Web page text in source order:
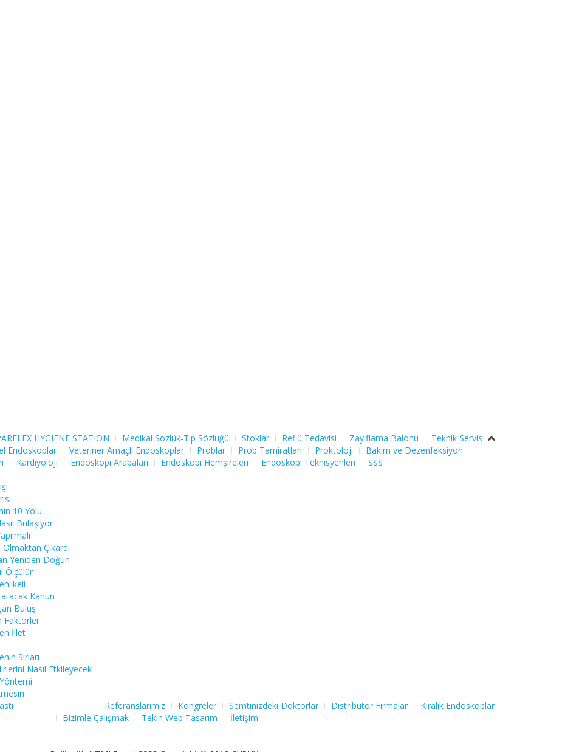
HYGIENE STATION Medikal Sözlük-Tıp Sözlüğü Stoklar Reflü Tedavisi Zayıflama Balonu
Teknik Servis
Endoskoplar Veteriner Amaçlı Endoskoplar Problar Prob Tamiratları Proktoloji
Bakım ve Dezenfeksiyon
Kardiyoloji Endoskopi Arabaları Endoskopi Hemşireleri Endoskopi Teknisyenleri
SSS
10 Yolu
Bulaşıyor
Çıkardı
Yeniden Doğun
Ölçülür
Kanun
Buluş
Faktörler
İllet
Sırları
Nasıl Etkileyecek
Referanslarımız Kongreler Semtinizdeki Doktorlar Distribütor Firmalar
Kiralık Endoskoplar
Bizimle Çalışmak
Tekin Web Tasarım İletişim